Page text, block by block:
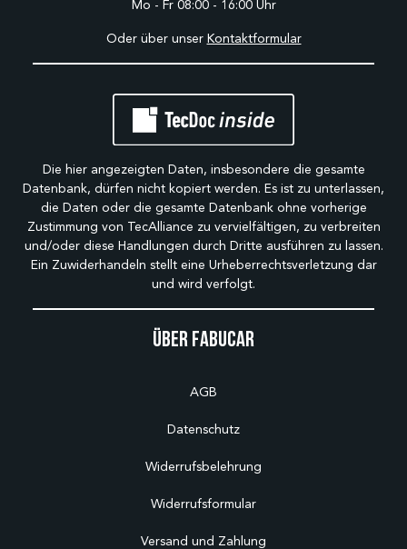
Über Fabucar
AGB
Datenschutz
Widerrufsbelehrung
Widerrufsformular
Versand und Zahlung
Mo - Fr 08:00 - 16:00 Uhr
Oder über unser Kontaktformular
Die hier angezeigten Daten, insbesondere die gesamte
Datenbank, dürfen nicht kopiert werden. Es ist zu unterlassen,
die Daten oder die gesamte Datenbank ohne vorherige
Zustimmung von TecAlliance zu vervielfältigen, zu verbreiten
und/oder diese Handlungen durch Dritte ausführen zu lassen.
Ein Zuwiderhandeln stellt eine Urheberrechtsverletzung dar
und wird verfolgt.